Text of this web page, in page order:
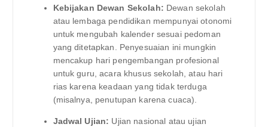
Kebijakan Dewan Sekolah: Dewan sekolah
atau lembaga pendidikan mempunyai otonomi
untuk mengubah kalender sesuai pedoman
yang ditetapkan. Penyesuaian ini mungkin
mencakup hari pengembangan profesional
untuk guru, acara khusus sekolah, atau hari
rias karena keadaan yang tidak terduga
(misalnya, penutupan karena cuaca).
Jadwal Ujian: Ujian nasional atau ujian